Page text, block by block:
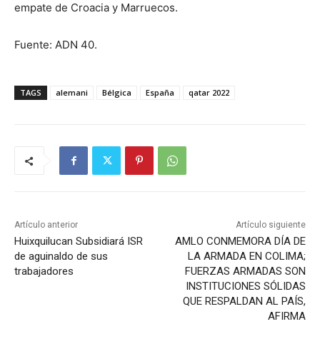
empate de Croacia y Marruecos.
Fuente: ADN 40.
TAGS alemani Bélgica España qatar 2022
Artículo anterior
Huixquilucan Subsidiará ISR
de aguinaldo de sus
trabajadores
Artículo siguiente
AMLO CONMEMORA DÍA DE
LA ARMADA EN COLIMA;
FUERZAS ARMADAS SON
INSTITUCIONES SÓLIDAS
QUE RESPALDAN AL PAÍS,
AFIRMA